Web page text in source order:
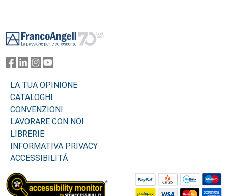
LA TUA OPINIONE
CATALOGHI
CONVENZIONI
LAVORARE CON NOI
LIBRERIE
INFORMATIVA PRIVACY
ACCESSIBILITÁ